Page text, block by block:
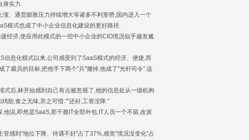
身实力.
、通货膨胀压力持续增大等诸多不利形势,国内进入一个
模式也成了中小企业信息化建设的更好路径.
济,使应用此模式的一些中小企业的CIO境况似乎越发尴
息化模式以来,公司感受到了SaaS模式的经济、便捷,而
了裁员的目标,把他手下两个"兵"撤掉,他成了"光杆司令".这
后,林开始感到自己有点被忽视了,他的信息处从一级机构
肋,食之无味,弃之可惜.""还好,工资没降."
说,即然是SaaS,那干脆IT全部外包,IT人员一个不留,改派
感到"地位下降、待遇不好"占了37%,感觉"境况没变化"占